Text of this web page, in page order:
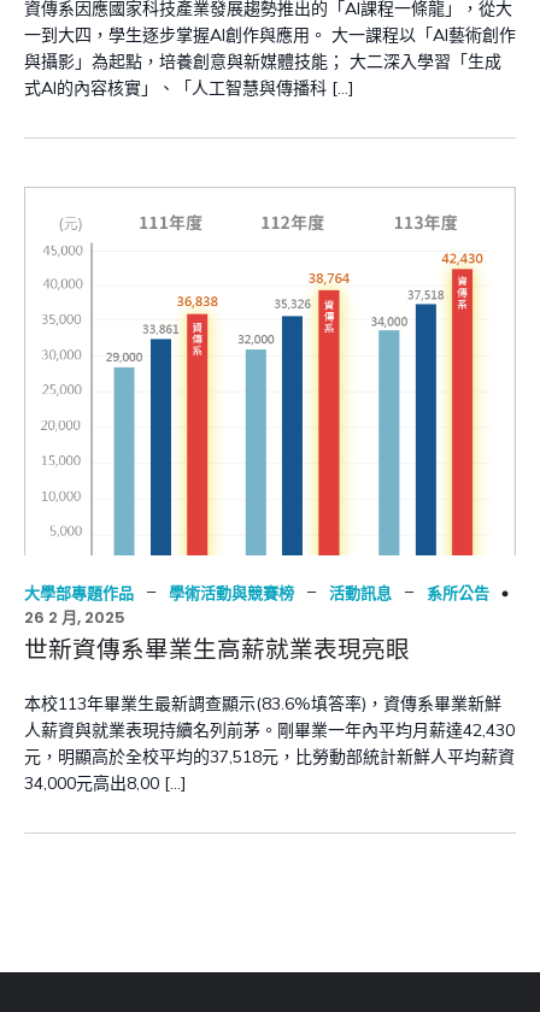
資傳系因應國家科技產業發展趨勢推出的「AI課程一條龍」，從大
一到大四，學生逐步掌握AI創作與應用。 大一課程以「AI藝術創作
與攝影」為起點，培養創意與新媒體技能； 大二深入學習「生成
式AI的內容核實」、「人工智慧與傳播科 […]
大學部專題作品 – 學術活動與競賽榜 – 活動訊息 – 系所公告
26 2 月, 2025
世新資傳系畢業生高薪就業表現亮眼
本校113年畢業生最新調查顯示(83.6%填答率)，資傳系畢業新鮮
人薪資與就業表現持續名列前茅。剛畢業一年內平均月薪達42,430
元，明顯高於全校平均的37,518元，比勞動部統計新鮮人平均薪資
34,000元高出8,00 […]